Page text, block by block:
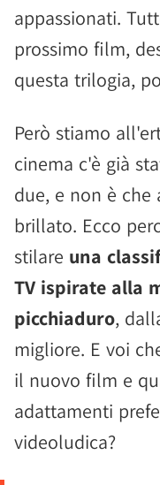
appassionati.
prossimo film,
questa trilogia,
Però stiamo
cinema c'è già
due, e non è che
brillato. Ecco
stilare una
TV ispirate alla
picchiaduro,
migliore. E voi
il nuovo film e
adattamenti
videoludica?